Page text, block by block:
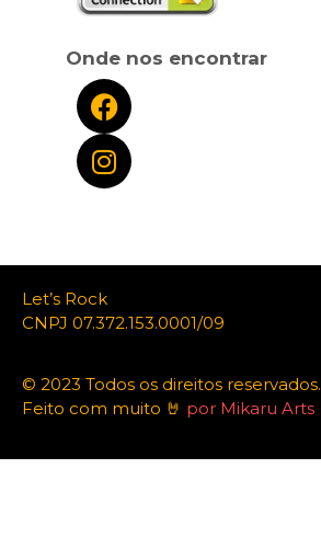
Onde nos encontrar
Let’s Rock
CNPJ 07.372.153.0001/09
© 2023 Todos os direitos reservados.
Feito com muito 🤘 por Mikaru Arts